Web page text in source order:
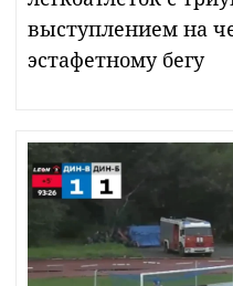
выступлением на
эстафетному бегу